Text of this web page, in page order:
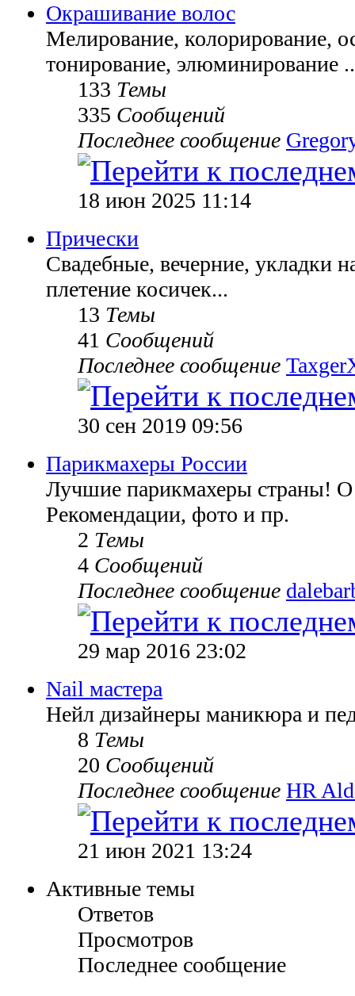
Окрашивание волос
Мелирование, колорирование,
тонирование, элюминирование
133 Темы
335 Сообщений
Последнее сообщение
18 июн 2025 11:14
Прически
Свадебные, вечерние, укладки
плетение косичек...
13 Темы
41 Сообщений
Последнее сообщение
30 сен 2019 09:56
Парикмахеры России
Лучшие парикмахеры страны!
Рекомендации, фото и пр.
2 Темы
4 Сообщений
Последнее сообщение
29 мар 2016 23:02
Nail мастера
Нейл дизайнеры маникюра и
8 Темы
20 Сообщений
Последнее сообщение HR
21 июн 2021 13:24
Активные темы
Ответов
Просмотров
Последнее сообщение